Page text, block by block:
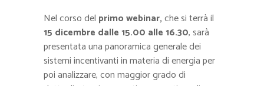
Nel corso del primo webinar,che si terrà il
15 dicembre dalle 15.00 alle 16.30, sarà
presentata una panoramica generale dei
sistemi incentivanti in materia di energia per
poi analizzare, con maggior grado di